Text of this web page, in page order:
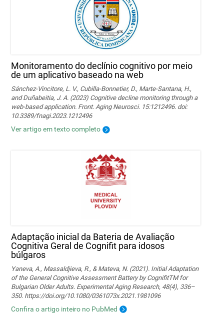
Monitoramento do declínio cognitivo por meio
de um aplicativo baseado na web
Sánchez-Vincitore, L. V., Cubilla-Bonnetier, D., Marte-Santana, H.,
and Duñabeitia, J. A. (2023) Cognitive decline monitoring through a
web-based application. Front. Aging Neurosci. 15:1212496. doi:
10.3389/fnagi.2023.1212496
Ver artigo em texto completo
Adaptação inicial da Bateria de Avaliação
Cognitiva Geral de Cognifit para idosos
búlgaros
Yaneva, A., Massaldjieva, R., & Mateva, N. (2021). Initial Adaptation
of the General Cognitive Assessment Battery by CognifitTM for
Bulgarian Older Adults. Experimental Aging Research, 48(4), 336–
350. https://doi.org/10.1080/0361073x.2021.1981096
Confira o artigo inteiro no PubMed